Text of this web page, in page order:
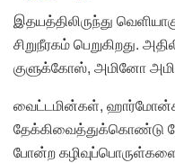
இதயத்திலிருந்து
சிறுநீரகம் பெறுகிறது.
குளுக்கோஸ், அமினோ
வைட்டமின்கள்,
தேக்கிவைத்துக்கொண்டு
போன்ற